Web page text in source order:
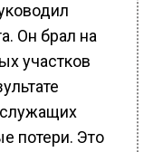
Он брал на
участков
потери. Это